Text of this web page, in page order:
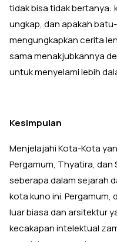
tidak bisa tidak bertanya:
ungkap, dan apakah
mengungkapkan cerita
sama menakjubkannya
untuk menyelami lebih
Kesimpulan
Menjelajahi Kota-Kota
Pergamum, Thyatira, dan
seberapa dalam sejarah
kota kuno ini.
luar biasa dan arsitektur
kecakapan intelektual